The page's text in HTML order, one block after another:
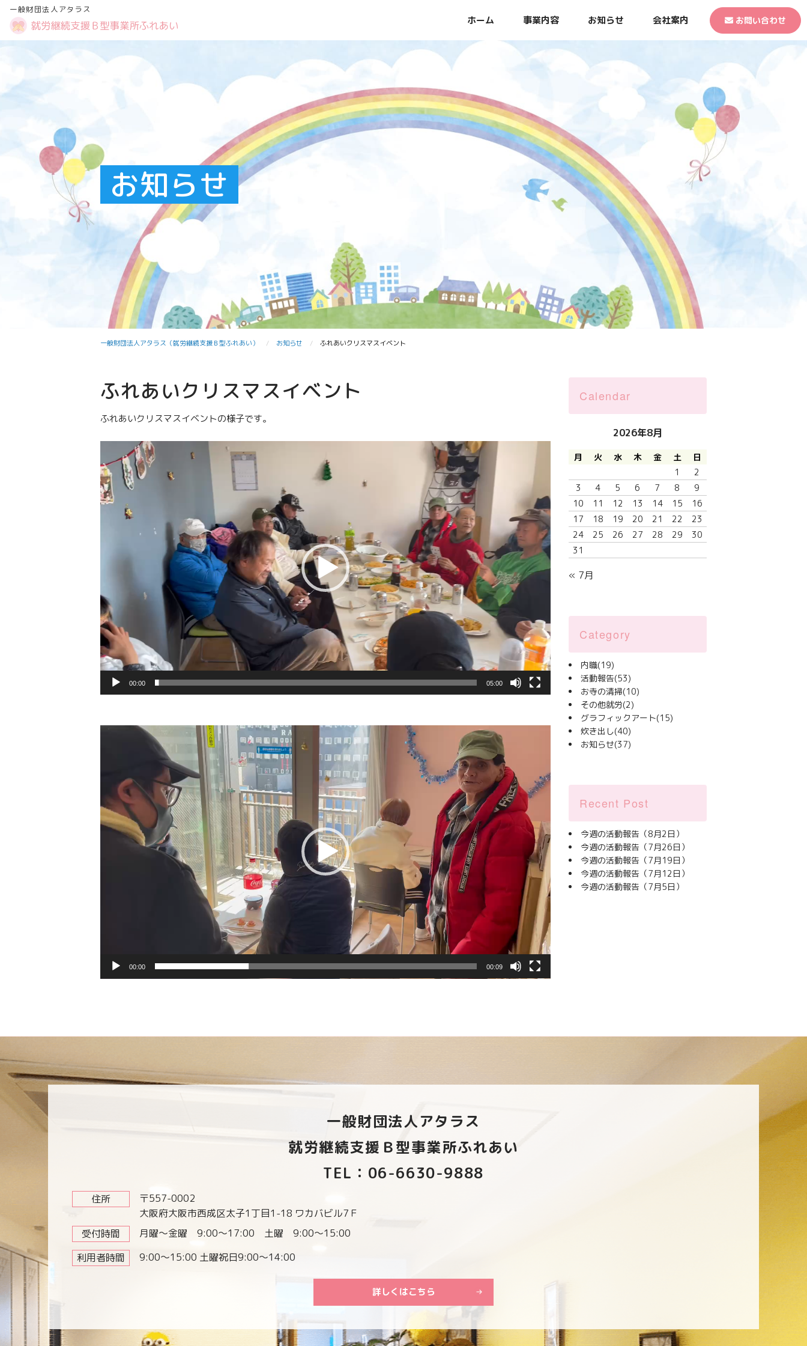
一般財団法人アタラス
ホーム 事業内容 お知らせ 会社案内 お問い合わせ
お知らせ
一般財団法人アタラス（就労継続支援Ｂ型ふれあい） お知らせ ふれあいクリスマスイベント
ふれあいクリスマスイベント
ふれあいクリスマスイベントの様子です。
画
プ
レ
ー
00:00 05:00
動
ヤ
ー
00:00 00:09
Calendar
2026年8月
月 火 水 木 金 土
日
1
2
3
4 5 6 7 8
9
10
11 12 13 14 15
16
17
18 19 20 21 22
23
24
25 26 27 28 29
30
31
« 7月
Category
内職(19)
活動報告(53)
お寺の清掃(10)
その他就労(2)
グラフィックアート(15)
炊き出し(40)
お知らせ(37)
Recent Post
今週の活動報告（8月2日）
今週の活動報告（7月26日）
今週の活動報告（7月19日）
今週の活動報告（7月12日）
今週の活動報告（7月5日）
一般財団法人アタラス
就労継続支援Ｂ型事業所ふれあい
TEL：06-6630-9888
住所
〒557-0002
大阪府大阪市西成区太子1丁目1-18 ワカバビル7Ｆ
受付時間
月曜～金曜 9:00～17:00 土曜 9:00～15:00
利用者時間
9:00～15:00 土曜祝日9:00～14:00
詳しくはこちら